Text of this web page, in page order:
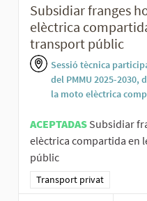
Subsidiar franges
elèctrica
transport públic
Sessió tècnica
del PMMU 2025-
la moto elèctrica
ACEPTADAS Subsidiar
elèctrica compartida en
públic
Resultados al filtrar por la
Transport privat